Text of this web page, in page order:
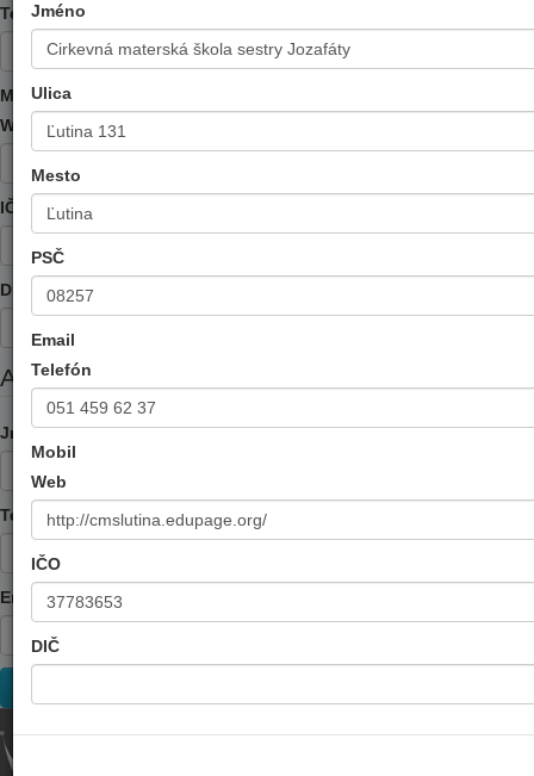
Telefón
Mobil
Web
IČO
DIČ
Aktualizoval
Jméno
Telefón
Email
Jméno
Ulica
Mesto
PSČ
Email
Telefón
Mobil
Web
IČO
DIČ